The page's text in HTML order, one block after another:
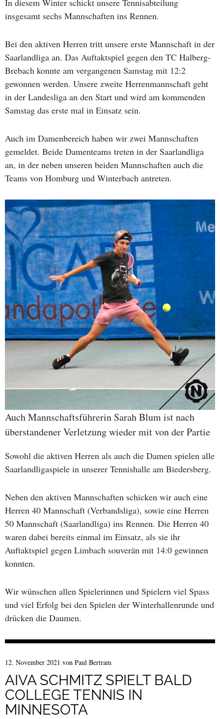
In diesem Winter schickt unsere Tennisabteilung
insgesamt sechs Mannschaften ins Rennen.
Bei den aktiven Herren tritt unsere erste Mannschaft in der
Saarlandliga an. Das Auftaktspiel gegen den TC Halberg-
Brebach konnte am vergangenen Samstag mit 12:2
gewonnen werden. Unsere zweite Herrenmannschaft geht
in der Landesliga an den Start und wird am kommenden
Samstag das erste mal in Einsatz sein.
Auch im Damenbereich haben wir zwei Mannschaften
gemeldet. Beide Damenteams treten in der Saarlandliga
an, in der neben unseren beiden Mannschaften auch die
Teams von Homburg und Winterbach antreten.
Auch Mannschaftsführerin Sarah Blum ist nach
überstandener Verletzung wieder mit von der Partie
Sowohl die aktiven Herren als auch die Damen spielen alle
Saarlandligaspiele in unserer Tennishalle am Biedersberg.
Neben den aktiven Mannschaften schicken wir auch eine
Herren 40 Mannschaft (Verbandsliga), sowie eine Herren
50 Mannschaft (Saarlandliga) ins Rennen. Die Herren 40
waren dabei bereits einmal im Einsatz, als sie ihr
Auftaktspiel gegen Limbach souverän mit 14:0 gewinnen
konnten.
Wir wünschen allen Spielerinnen und Spielern viel Spass
und viel Erfolg bei den Spielen der Winterhallenrunde und
drücken die Daumen.
12. November 2021 von Paul Bertram
AIVA SCHMITZ SPIELT BALD
COLLEGE TENNIS IN
MINNESOTA